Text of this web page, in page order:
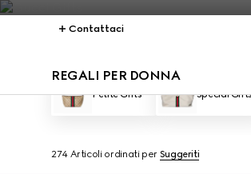
Contattaci
REGALI PER DONNA
Petite Gifts Special
274 Articoli ordinati per Suggeriti